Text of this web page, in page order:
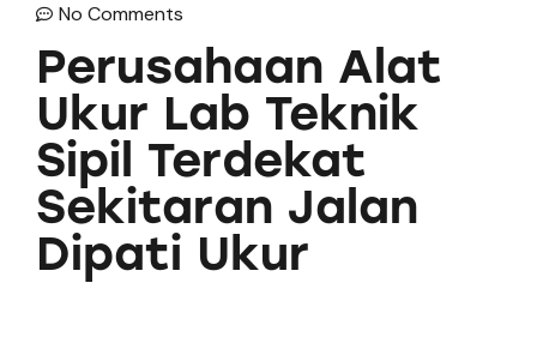
No Comments
Perusahaan Alat
Ukur Lab Teknik
Sipil Terdekat
Sekitaran Jalan
Dipati Ukur